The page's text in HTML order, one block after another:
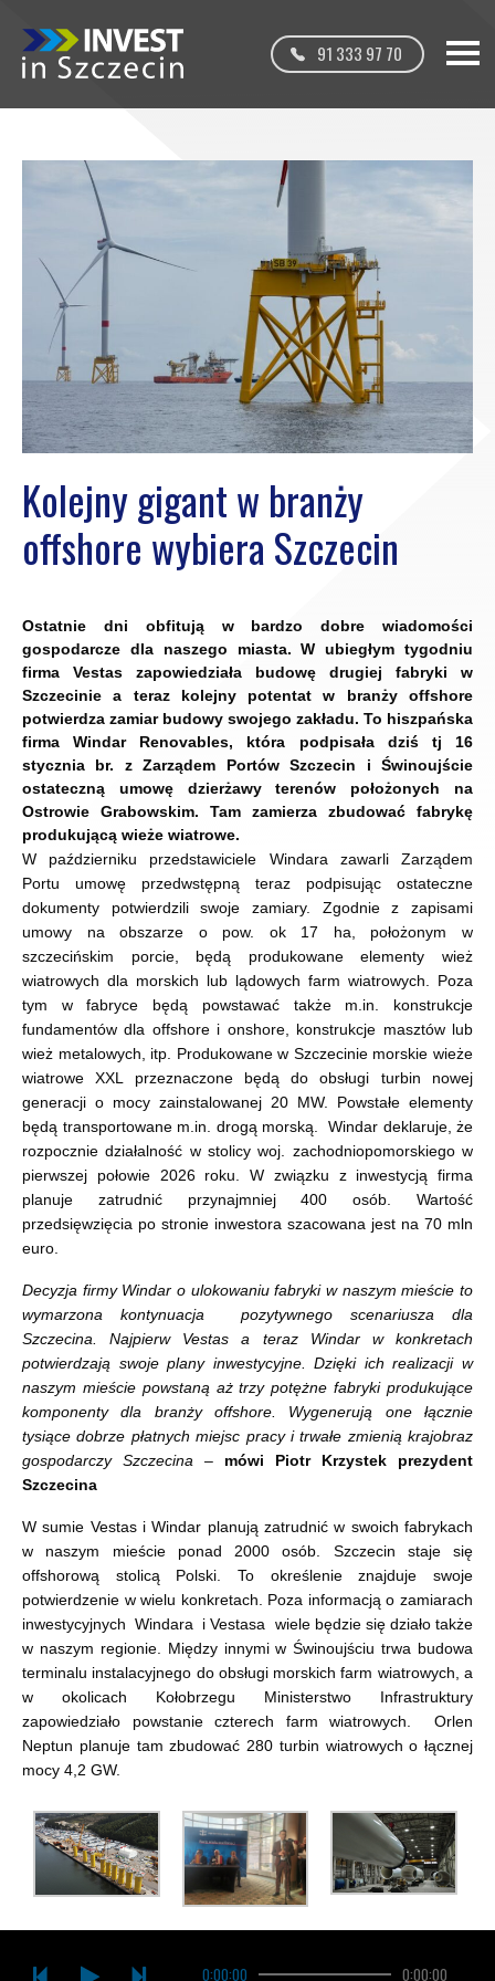
91 333 97 70
Kolejny gigant w branży
offshore wybiera Szczecin
Ostatnie dni obfitują w bardzo dobre wiadomości
gospodarcze dla naszego miasta. W ubiegłym tygodniu
firma Vestas zapowiedziała budowę drugiej fabryki w
Szczecinie a teraz kolejny potentat w branży offshore
potwierdza zamiar budowy swojego zakładu. To hiszpańska
firma Windar Renovables, która podpisała dziś tj 16
stycznia br. z Zarządem Portów Szczecin i Świnoujście
ostateczną umowę dzierżawy terenów położonych na
Ostrowie Grabowskim. Tam zamierza zbudować fabrykę
produkującą wieże wiatrowe.
W październiku przedstawiciele Windara zawarli Zarządem
Portu umowę przedwstępną teraz podpisując ostateczne
dokumenty potwierdzili swoje zamiary. Zgodnie z zapisami
umowy na obszarze o pow. ok 17 ha, położonym w
szczecińskim porcie, będą produkowane elementy wież
wiatrowych dla morskich lub lądowych farm wiatrowych. Poza
tym w fabryce będą powstawać także m.in. konstrukcje
fundamentów dla offshore i onshore, konstrukcje masztów lub
wież metalowych, itp. Produkowane w Szczecinie morskie wieże
wiatrowe XXL przeznaczone będą do obsługi turbin nowej
generacji o mocy zainstalowanej 20 MW. Powstałe elementy
będą transportowane m.in. drogą morską. Windar deklaruje, że
rozpocznie działalność w stolicy woj. zachodniopomorskiego w
pierwszej połowie 2026 roku. W związku z inwestycją firma
planuje zatrudnić przynajmniej 400 osób. Wartość
przedsięwzięcia po stronie inwestora szacowana jest na 70 mln
euro.
Decyzja firmy Windar o ulokowaniu fabryki w naszym mieście to
wymarzona kontynuacja pozytywnego scenariusza dla
Szczecina. Najpierw Vestas a teraz Windar w konkretach
potwierdzają swoje plany inwestycyjne. Dzięki ich realizacji w
naszym mieście powstaną aż trzy potężne fabryki produkujące
komponenty dla branży offshore. Wygenerują one łącznie
tysiące dobrze płatnych miejsc pracy i trwałe zmienią krajobraz
gospodarczy Szczecina – mówi Piotr Krzystek prezydent
Szczecina
W sumie Vestas i Windar planują zatrudnić w swoich fabrykach
w naszym mieście ponad 2000 osób. Szczecin staje się
offshorową stolicą Polski. To określenie znajduje swoje
potwierdzenie w wielu konkretach. Poza informacją o zamiarach
inwestycyjnych Windara i Vestasa wiele będzie się działo także
w naszym regionie. Między innymi w Świnoujściu trwa budowa
terminalu instalacyjnego do obsługi morskich farm wiatrowych, a
w okolicach Kołobrzegu Ministerstwo Infrastruktury
zapowiedziało powstanie czterech farm wiatrowych. Orlen
Neptun planuje tam zbudować 280 turbin wiatrowych o łącznej
mocy 4,2 GW.
0:00:00 0:00:00